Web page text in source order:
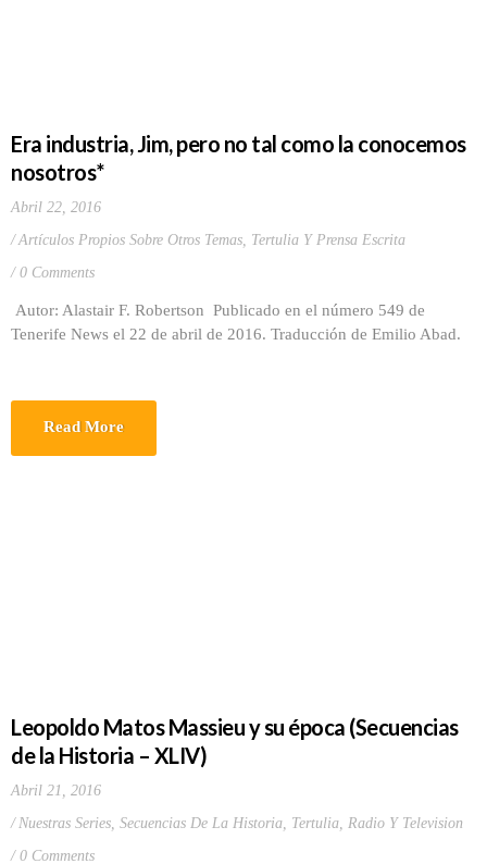
Era industria, Jim, pero no tal como la conocemos
nosotros*
Abril 22, 2016
Artículos Propios Sobre Otros Temas, Tertulia Y Prensa Escrita
0 Comments
Autor: Alastair F. Robertson Publicado en el número 549 de
Tenerife News el 22 de abril de 2016. Traducción de Emilio Abad.
Read More
Leopoldo Matos Massieu y su época (Secuencias
de la Historia – XLIV)
Abril 21, 2016
Nuestras Series, Secuencias De La Historia, Tertulia, Radio Y Television
0 Comments